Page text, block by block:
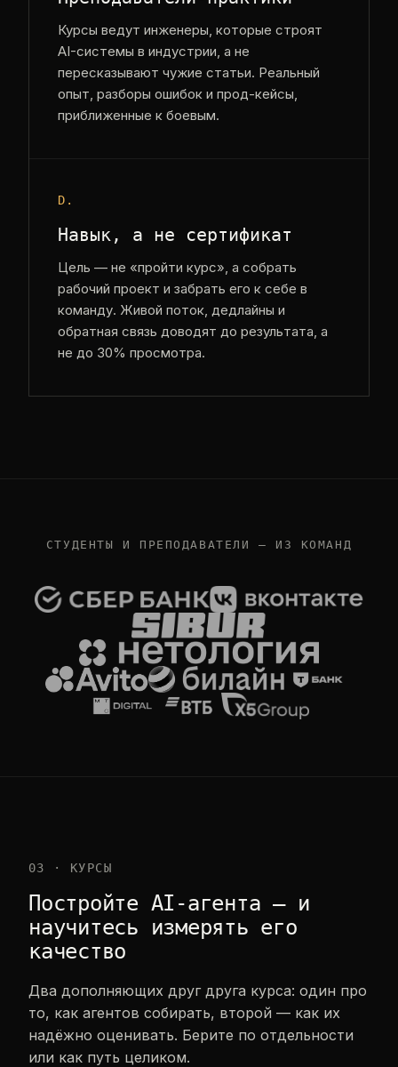
Курсы ведут инженеры, которые строят
AI-системы в индустрии, а не
пересказывают чужие статьи. Реальный
опыт, разборы ошибок и прод-кейсы,
приближенные к боевым.
D.
Навык, а не сертификат
Цель — не «пройти курс», а собрать
рабочий проект и забрать его к себе в
команду. Живой поток, дедлайны и
обратная связь доводят до результата, а
не до 30% просмотра.
СТУДЕНТЫ И ПРЕПОДАВАТЕЛИ — ИЗ КОМАНД
03 · КУРСЫ
Постройте AI-агента — и
научитесь измерять его
качество
Два дополняющих друг друга курса: один про
то, как агентов собирать, второй — как их
надёжно оценивать. Берите по отдельности
или как путь целиком.